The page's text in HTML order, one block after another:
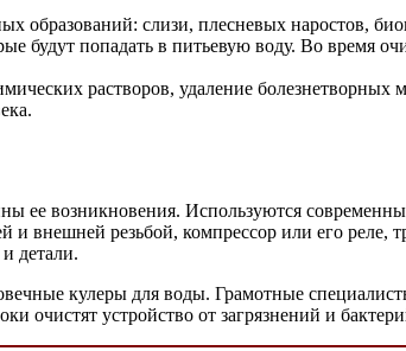
образований: слизи, плесневых наростов,
будут попадать в питьевую воду. Во время
растворов, удаление
ее возникновения. Используются
внешней резьбой, компрессор или его реле,
детали.
кулеры для воды. Грамотные
очистят устройство от загрязнений и